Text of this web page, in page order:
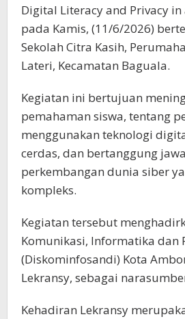
Digital Literacy and Privacy in
pada Kamis, (11/6/2026)
Sekolah Citra Kasih,
Lateri, Kecamatan Baguala.
Kegiatan ini bertujuan
pemahaman siswa, tentang
menggunakan teknologi
cerdas, dan bertanggung
perkembangan dunia siber
kompleks.
Kegiatan tersebut
Komunikasi, Informatika dan
(Diskominfosandi) Kota
Lekransy, sebagai
Kehadiran Lekransy